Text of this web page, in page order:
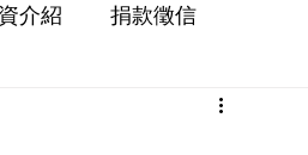
介紹 捐款徵信